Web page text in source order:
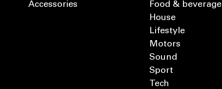
Accessories
Food & beverage
House
Lifestyle
Motors
Sound
Sport
Tech